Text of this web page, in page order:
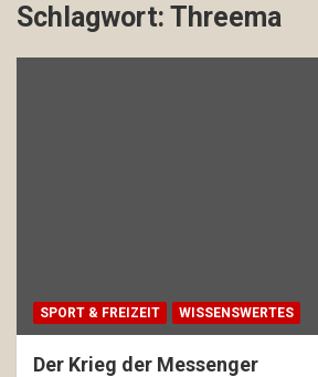
Schlagwort: Threema
SPORT & FREIZEIT WISSENSWERTES
Der Krieg der Messenger